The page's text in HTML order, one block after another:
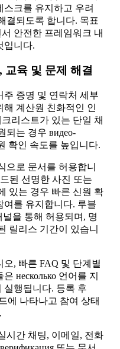
크를 유지하고 우려
결되도록 합니다. 목표
안전한 프레임워크 내
입니다.
교육 및 문제 해결
주 증명 및 연락처 세부
계산원 친화적인 인
리스트가 있는 단일 채
되는 경우 видео-
확인 속도를 높입니다.
으로 문서를 허용합니
된 선명한 사진 또는
있는 경우 빠른 신원 확
여를 유지합니다. 루블
널을 통해 허용되며, 명
릴리스 기간이 있습니
, 빠른 FAQ 및 단계별
несколько 언어를 지
실행됩니다. 등록 후
에 나타나고 참여 상태
시간 채팅, 이메일, 전화